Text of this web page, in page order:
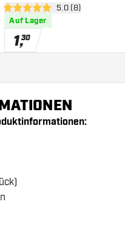
5 Bewertungssterne
5.0 (8)
Auf Lager
1,30